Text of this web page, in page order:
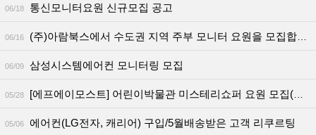
06/18 통신모니터요원 신규모집 공고
06/16 (주)아람북스에서 수도권 지역 주부 모니터 요원을 모집합니다.
06/09 삼성시스템에어컨 모니터링 모집
05/28 [에프에이모스트] 어린이박물관 미스테리쇼퍼 요원 모집(서울/세종)
05/06 에어컨(LG전자, 캐리어) 구입/5월배송받은 고객 리쿠르팅